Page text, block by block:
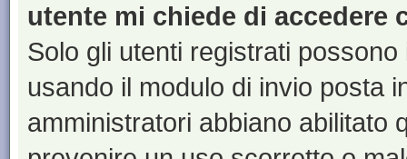
utente mi chiede di accedere
Solo gli utenti registrati
usando il modulo di invio posta
amministratori abbiano abilitato